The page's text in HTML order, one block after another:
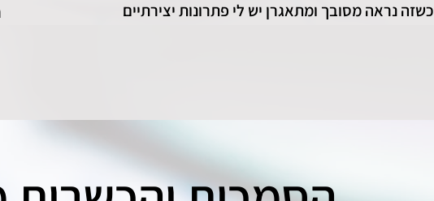
כשזה נראה מסובך ומתאגרן יש לי פתרונות יצירתיים